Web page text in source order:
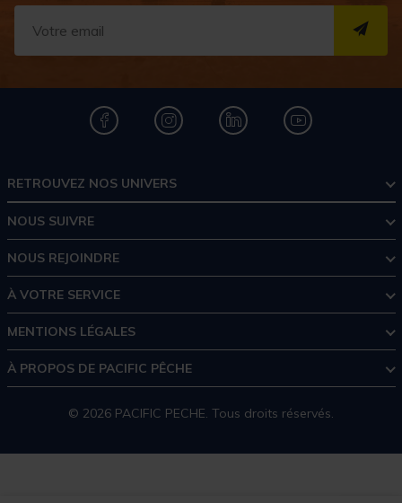
RETROUVEZ NOS UNIVERS
NOUS SUIVRE
NOUS REJOINDRE
À VOTRE SERVICE
MENTIONS LÉGALES
À PROPOS DE PACIFIC PÊCHE
© 2026 PACIFIC PECHE. Tous droits réservés.